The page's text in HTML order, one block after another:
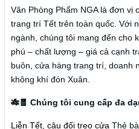
Văn Phòng Phẩm NGA là đơn vị
trang trí Tết trên toàn quốc. Với
ngành, chúng tôi mang đến cho
phú – chất lượng – giá cả cạnh
buôn, cửa hàng trang trí, doanh
không khí đón Xuân.
🎋🧧 Chúng tôi cung cấp đa
Liễn Tết, câu đối treo cửa Thẻ